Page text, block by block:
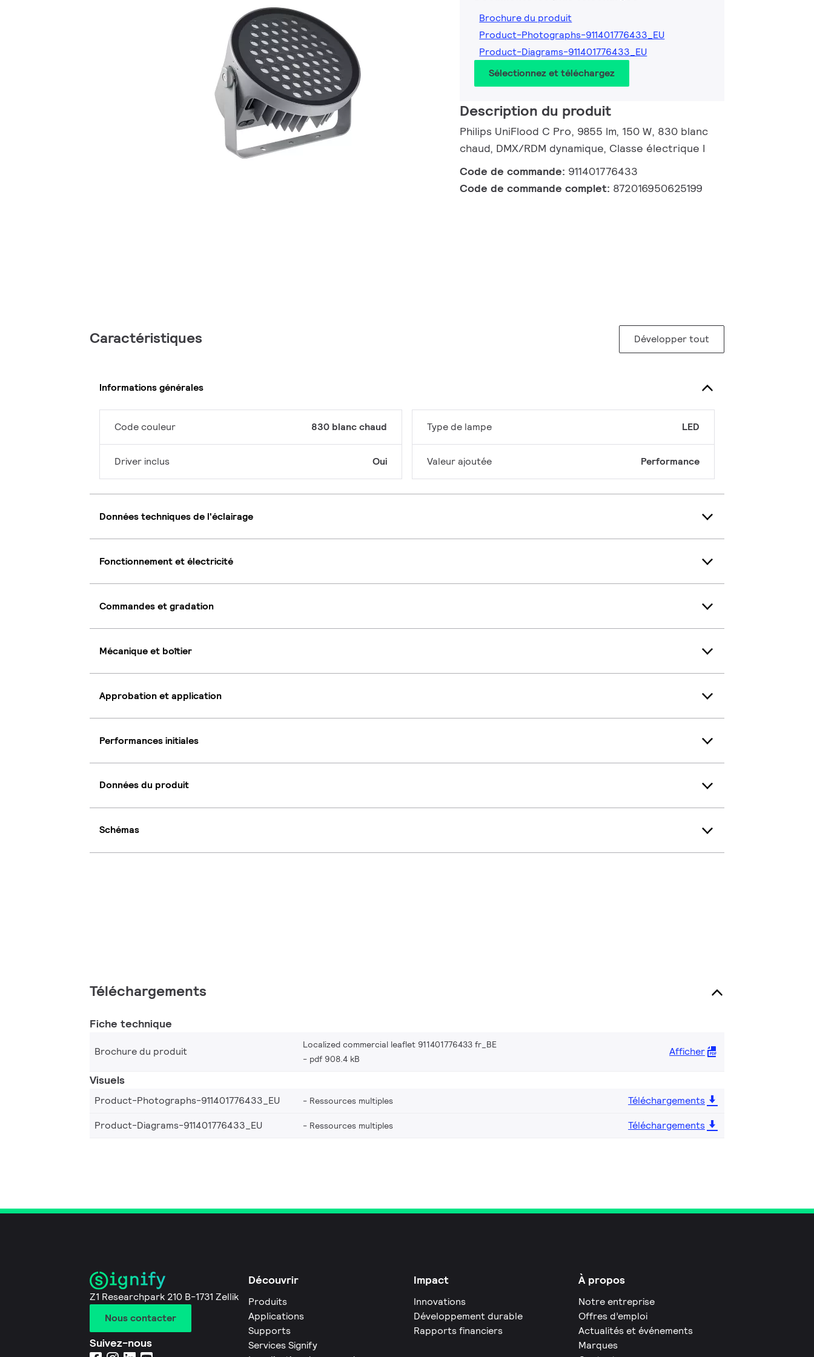
Brochure du produit
Product-Photographs-911401776433_EU
Product-Diagrams-911401776433_EU
Sélectionnez et téléchargez
Description du produit
Philips UniFlood C Pro, 9855 lm, 150 W, 830 blanc
chaud, DMX/RDM dynamique, Classe électrique I
Code de commande: 911401776433
Code de commande complet: 872016950625199
Caractéristiques Développer tout
Informations générales
Code couleur 830 blanc chaud
Driver inclus Oui
Type de lampe LED
Valeur ajoutée Performance
Données techniques de l'éclairage
Fonctionnement et électricité
Commandes et gradation
Mécanique et boîtier
Approbation et application
Performances initiales
Données du produit
Schémas
Téléchargements
Fiche technique
Brochure du produit
Localized commercial leaflet 911401776433 fr_BE
pdf 908.4 kB
Afficher
Visuels
Product-Photographs-911401776433_EU Ressources multiples
Téléchargements
Product-Diagrams-911401776433_EU
Ressources multiples Téléchargements
Z1 Researchpark 210 B-1731 Zellik
Nous contacter
Suivez-nous
Découvrir
Produits
Applications
Supports
Services Signify
Impact
Innovations
Développement durable
Rapports financiers
À propos
Notre entreprise
Offres d’emploi
Actualités et événements
Marques